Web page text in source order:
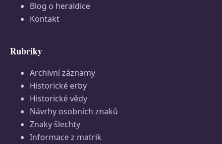
Blog o heraldice
Kontakt
Rubriky
Archivní záznamy
Historické erby
Historické vědy
Návrhy osobních znaků
Znaky šlechty
Informace z matrik